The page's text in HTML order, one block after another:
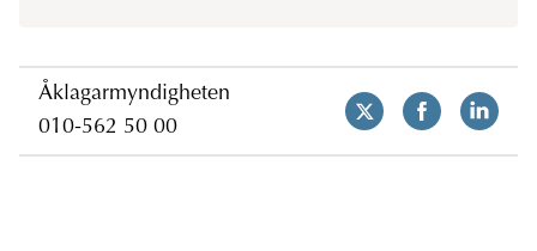
Åklagarmyndigheten
010-562 50 00